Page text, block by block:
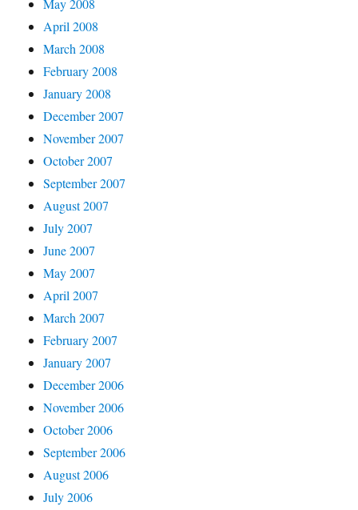
May 2008
April 2008
March 2008
February 2008
January 2008
December 2007
November 2007
October 2007
September 2007
August 2007
July 2007
June 2007
May 2007
April 2007
March 2007
February 2007
January 2007
December 2006
November 2006
October 2006
September 2006
August 2006
July 2006